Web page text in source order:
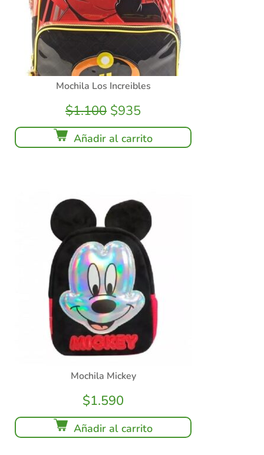
Mochila Los Increibles
$1.100 $935
Añadir al carrito
Mochila Mickey
$1.590
Añadir al carrito